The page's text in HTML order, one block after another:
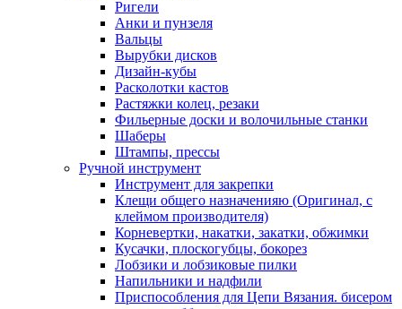
Ригели
Анки и пунзеля
Вальцы
Вырубки дисков
Дизайн-кубы
Расколотки кастов
Растяжки колец, резаки
Фильерные доски и волочильные станки
Шаберы
Штампы, прессы
Ручной инструмент
Инструмент для закрепки
Клещи общего назначенияю (Оригинал, с
клеймом производителя)
Корневертки, накатки, закатки, обжимки
Кусачки, плоскогубцы, бокорез
Лобзики и лобзиковые пилки
Напильники и надфили
Приспособления для Цепи Вязания. бисером